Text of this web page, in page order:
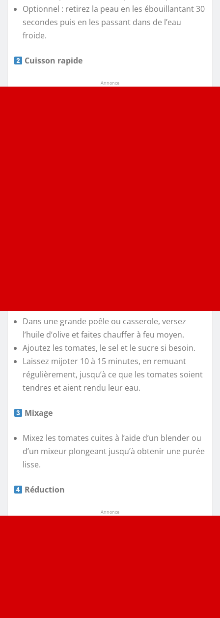
Optionnel : retirez la peau en les ébouillantant 30
secondes puis en les passant dans de l’eau
froide.
Cuisson rapide
Annonce
Dans une grande poêle ou casserole, versez
l’huile d’olive et faites chauffer à feu moyen.
Ajoutez les tomates, le sel et le sucre si besoin.
Laissez mijoter 10 à 15 minutes, en remuant
régulièrement, jusqu’à ce que les tomates soient
tendres et aient rendu leur eau.
Mixage
Mixez les tomates cuites à l’aide d’un blender ou
d’un mixeur plongeant jusqu’à obtenir une purée
lisse.
Réduction
Annonce